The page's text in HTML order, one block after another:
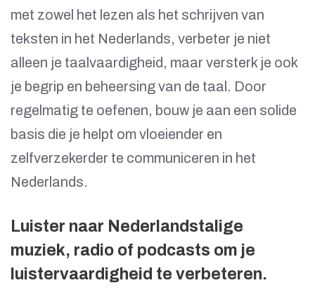
met zowel het lezen als het schrijven van
teksten in het Nederlands, verbeter je niet
alleen je taalvaardigheid, maar versterk je ook
je begrip en beheersing van de taal. Door
regelmatig te oefenen, bouw je aan een solide
basis die je helpt om vloeiender en
zelfverzekerder te communiceren in het
Nederlands.
Luister naar Nederlandstalige
muziek, radio of podcasts om je
luistervaardigheid te verbeteren.